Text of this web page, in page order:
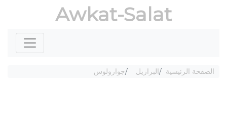
Awkat-Salat
الصفحة الرئيسية البرازيل جوارولوس